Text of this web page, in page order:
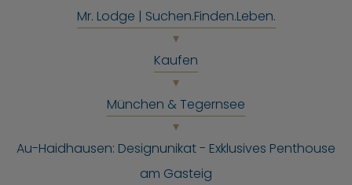
Mr. Lodge | Suchen.Finden.Leben.
Kaufen
München & Tegernsee
Au-Haidhausen: Designunikat - Exklusives Penthouse
am Gasteig